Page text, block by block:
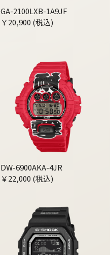
GA-2100LXB-1A9JF
￥20,900 (税込)
DW-6900AKA-4JR
￥22,000 (税込)